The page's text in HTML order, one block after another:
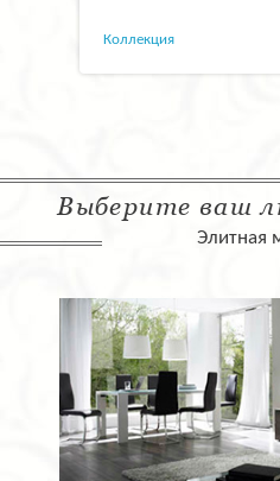
Коллекция
Выберите ваш
Элитная